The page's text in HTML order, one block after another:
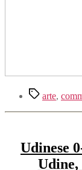
Tag arte,
Udinese
Udine,